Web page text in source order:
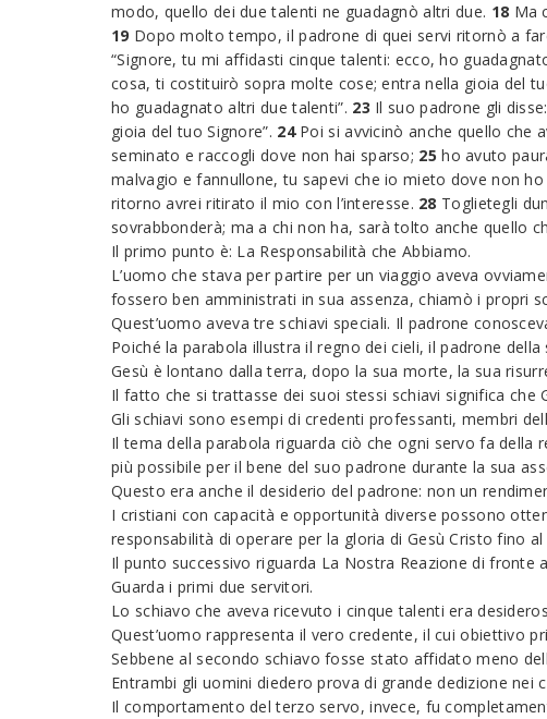
modo, quello dei due talenti ne guadagnò altri due. 18 Ma
19 Dopo molto tempo, il padrone di quei servi ritornò a
“Signore, tu mi affidasti cinque talenti: ecco, ho
cosa, ti costituirò sopra molte cose; entra nella gioia del
ho guadagnato altri due talenti”. 23 Il suo padrone gli
gioia del tuo Signore”. 24Poi si avvicinò anche quello che
seminato e raccogli dove non hai sparso; 25 ho avuto
malvagio e fannullone, tu sapevi che io mieto dove non
ritorno avrei ritirato il mio con l’interesse. 28 Toglietegli
sovrabbonderà; ma a chi non ha, sarà tolto anche quello
Il primo punto è: La Responsabilità che Abbiamo.
L’uomo che stava per partire per un viaggio aveva
fossero ben amministrati in sua assenza, chiamò i propri
Quest’uomo aveva tre schiavi speciali. Il padrone
Poiché la parabola illustra il regno dei cieli, il padrone
Gesù è lontano dalla terra, dopo la sua morte, la sua
Il fatto che si trattasse dei suoi stessi schiavi significa
Gli schiavi sono esempi di credenti professanti, membri
Il tema della parabola riguarda ciò che ogni servo fa
più possibile per il bene del suo padrone durante la sua
Questo era anche il desiderio del padrone: non un
I cristiani con capacità e opportunità diverse possono
responsabilità di operare per la gloria di Gesù Cristo fino
Il punto successivo riguarda La Nostra Reazione di fronte
Guarda i primi due servitori.
Lo schiavo che aveva ricevuto i cinque talenti era
Quest’uomo rappresenta il vero credente, il cui obiettivo
Sebbene al secondo schiavo fosse stato affidato meno
Entrambi gli uomini diedero prova di grande dedizione
Il comportamento del terzo servo, invece, fu